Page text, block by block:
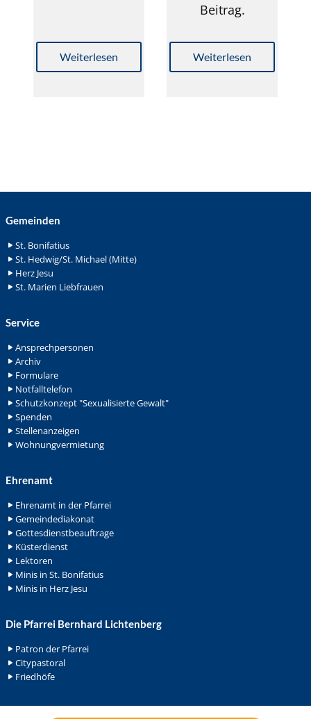
Weiterlesen
Beitrag.
Weiterlesen
Gemeinden
St. Bonifatius
St. Hedwig/St. Michael (Mitte)
Herz Jesu
St. Marien Liebfrauen
Service
Ansprechpersonen
Archiv
Formulare
Notfalltelefon
Schutzkonzept "Sexualisierte Gewalt"
Spenden
Stellenanzeigen
Wohnungvermietung
Ehrenamt
Ehrenamt in der Pfarrei
Gemeindediakonat
Gottesdienstbeauftrage
Küsterdienst
Lektoren
Minis in St. Bonifatius
Minis in Herz Jesu
Die Pfarrei Bernhard Lichtenberg
Patron der Pfarrei
Citypastoral
Friedhöfe